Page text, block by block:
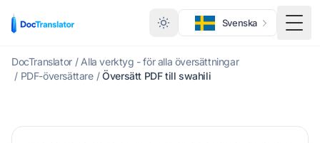
Svenska
DocTranslator / Alla verktyg - för alla översättningar
/ PDF-översättare / Översätt PDF till swahili